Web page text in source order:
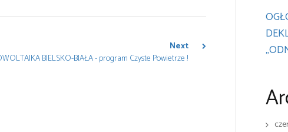
Next
BIELSKO-BIAŁA - program Czyste Powietrze !